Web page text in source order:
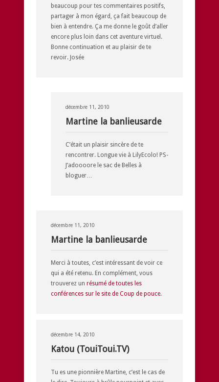
beaucoup pour tes commentaires positifs,
partager à mon égard, ça fait beaucoup de
bien à entendre. Ça me donne le goût d’aller
encore plus loin dans cet aventure virtuel.
Bonne continuation et au plaisir de te
revoir. Josée
décembre 11, 2010
Martine la banlieusarde
C’était un plaisir sincère de te
rencontrer. Longue vie à LilyEcolo! PS-
J’adoooore le sac de Belles à
bloguer…
décembre 11, 2010
Martine la banlieusarde
Merci à toutes, c’est intéressant de voir ce
qui a été retenu. En complément, vous
trouverez un résumé de toutes les
conférences sur le site de Coup de pouce.
décembre 14, 2010
Katou (TouiToui.TV)
Tu es une pionnière Martine, c’est le cas de